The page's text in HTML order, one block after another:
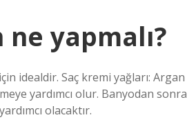
yapmalı?
idealdir. Saç kremi yağları: Argan
yardımcı olur. Banyodan sonra
olacaktır.